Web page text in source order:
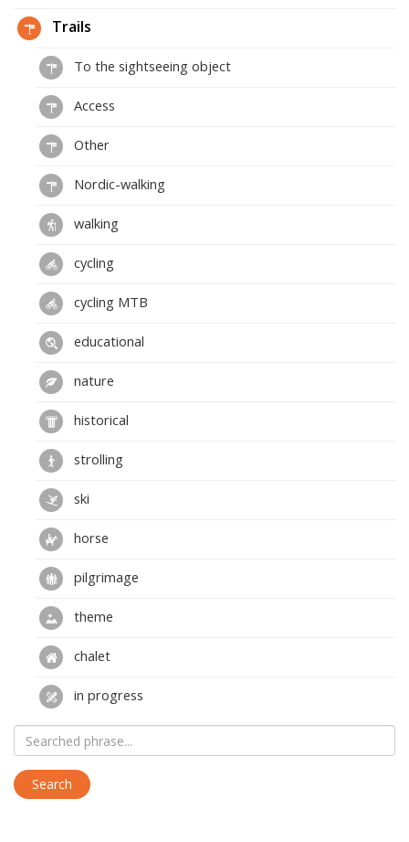
Trails
To the sightseeing object
Access
Other
Nordic-walking
walking
cycling
cycling MTB
educational
nature
historical
strolling
ski
horse
pilgrimage
theme
chalet
in progress